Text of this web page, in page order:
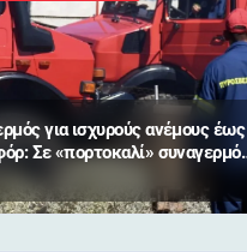
για ισχυρούς ανέμους έως
Σε «πορτοκαλί» συναγερμό
Ελλάδα